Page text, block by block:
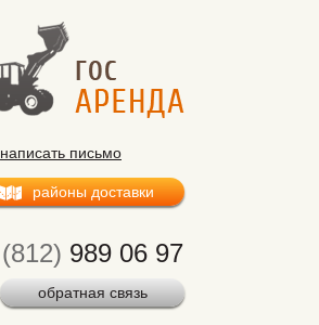
написать письмо
районы доставки
(812) 989 06 97
обратная связь